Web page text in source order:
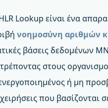
Lookup είναι ένα
νοημοσύνη αριθμών
βάσεις δεδομένων
στους
ή μη
που βασίζονται